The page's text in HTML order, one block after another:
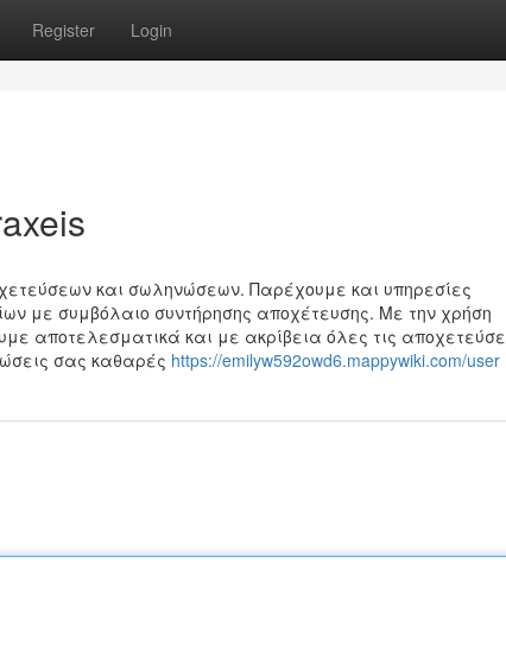
Register Login
και σωληνώσεων. Παρέχουμε και υπηρεσίες
με συμβόλαιο συντήρησης αποχέτευσης. Με την χρήση
αποτελεσματικά και με ακρίβεια όλες τις
σας καθαρές https://emilyw592owd6.mappywiki.com/user